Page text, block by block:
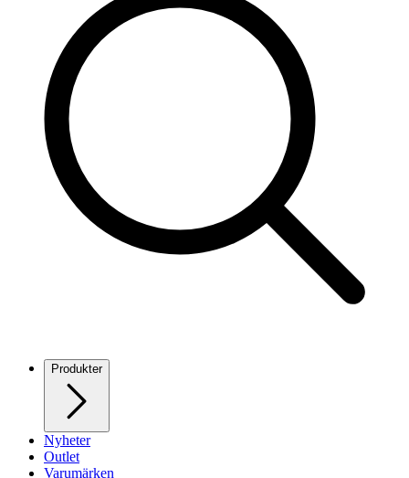
Produkter
Nyheter
Outlet
Varumärken